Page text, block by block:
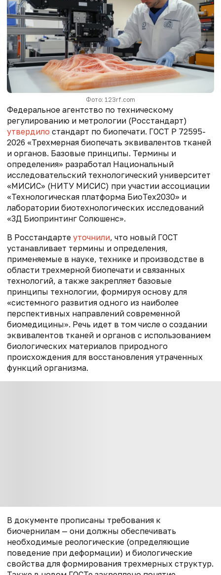
Фото: 123rf.com
Федеральное агентство по техническому
регулированию и метрологии (Росстандарт)
утвердило стандарт по биопечати. ГОСТ Р 72595-
2026 «Трехмерная биопечать эквивалентов тканей
и органов. Базовые принципы. Термины и
определения» разработал Национальный
исследовательский технологический университет
«МИСИС» (НИТУ МИСИС) при участии ассоциации
«Технологическая платформа БиоТех2030» и
лаборатории биотехнологических исследований
«3Д Биопринтинг Солюшенс».
В Росстандарте уточнили, что новый ГОСТ
устанавливает термины и определения,
применяемые в науке, технике и производстве в
области трехмерной биопечати и связанных
технологий, а также закрепляет базовые
принципы технологии, формируя основу для
«системного развития одного из наиболее
перспективных направлений современной
биомедицины». Речь идет в том числе о создании
эквивалентов тканей и органов с использованием
биологических материалов природного
происхождения для восстановления утраченных
функций организма.
В документе прописаны требования к
биочернилам — они должны обеспечивать
необходимые реологические (определяющие
поведение при деформации) и биологические
свойства для формирования трехмерных структур.